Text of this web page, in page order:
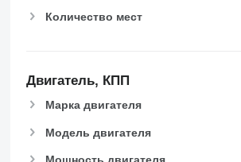
Количество мест
Двигатель, КПП
Марка двигателя
Модель двигателя
Мощность двигателя